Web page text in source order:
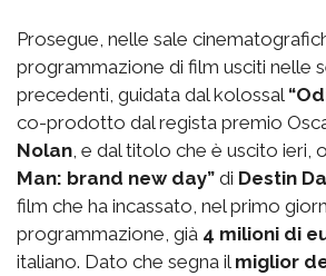
Prosegue, nelle sale
programmazione di film usciti nelle
precedenti, guidata dal kolossal
co-prodotto dal regista premio
Nolan , e dal titolo che è uscito ieri,
Man: brand new day” di Destin
film che ha incassato, nel primo
programmazione, già 4 milioni di
italiano. Dato che segna il miglior